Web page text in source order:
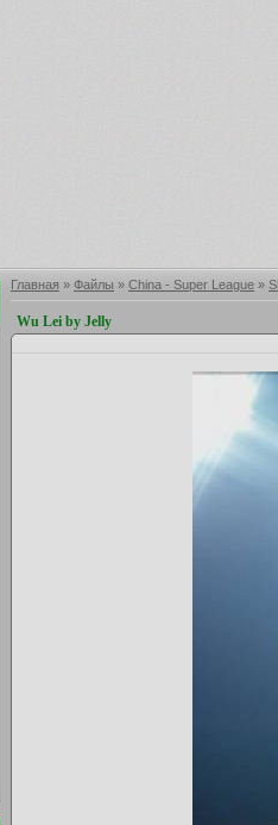
Главная » Файлы » China - Super League »
Wu Lei by Jelly